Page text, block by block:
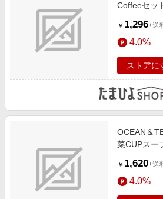
Coffeeセッ
￥ 1,296+送
4.0%
ストアに
OCEAN＆
菜CUPスー
￥ 1,620+送
4.0%